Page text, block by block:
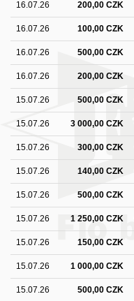
16.07.26 200,00 CZK
16.07.26 100,00 CZK
16.07.26 500,00 CZK
16.07.26 200,00 CZK
15.07.26 500,00 CZK
15.07.26 3 000,00 CZK
15.07.26 300,00 CZK
15.07.26 140,00 CZK
15.07.26 500,00 CZK
15.07.26 1 250,00 CZK
15.07.26 150,00 CZK
15.07.26 1 000,00 CZK
15.07.26 500,00 CZK